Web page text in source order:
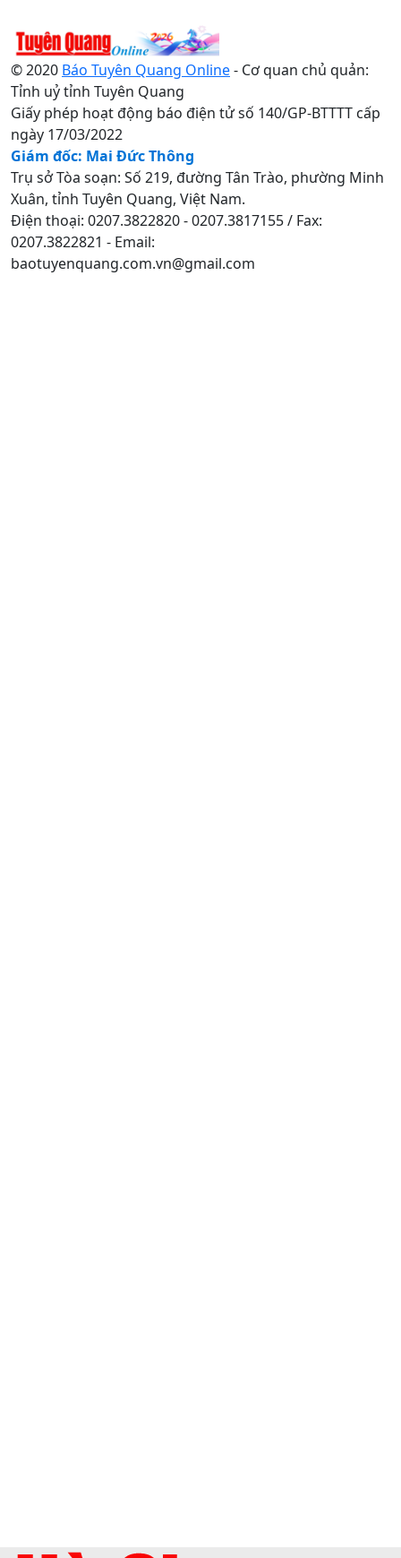
© 2020 Báo Tuyên Quang Online- Cơ quan chủ quản:
Tỉnh uỷ tỉnh Tuyên Quang
Giấy phép hoạt động báo điện tử số 140/GP-BTTTT cấp
ngày 17/03/2022
Giám đốc: Mai Đức Thông
Trụ sở Tòa soạn: Số 219, đường Tân Trào, phường Minh
Xuân, tỉnh Tuyên Quang, Việt Nam.
Điện thoại: 0207.3822820 - 0207.3817155 / Fax:
0207.3822821 - Email:
baotuyenquang.com.vn@gmail.com